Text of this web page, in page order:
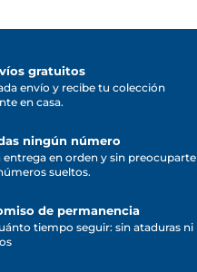
gratuitos
envío y recibe tu colección
en casa.
ningún número
entrega en orden y sin preocuparte
sueltos.
de permanencia
tiempo seguir: sin ataduras ni